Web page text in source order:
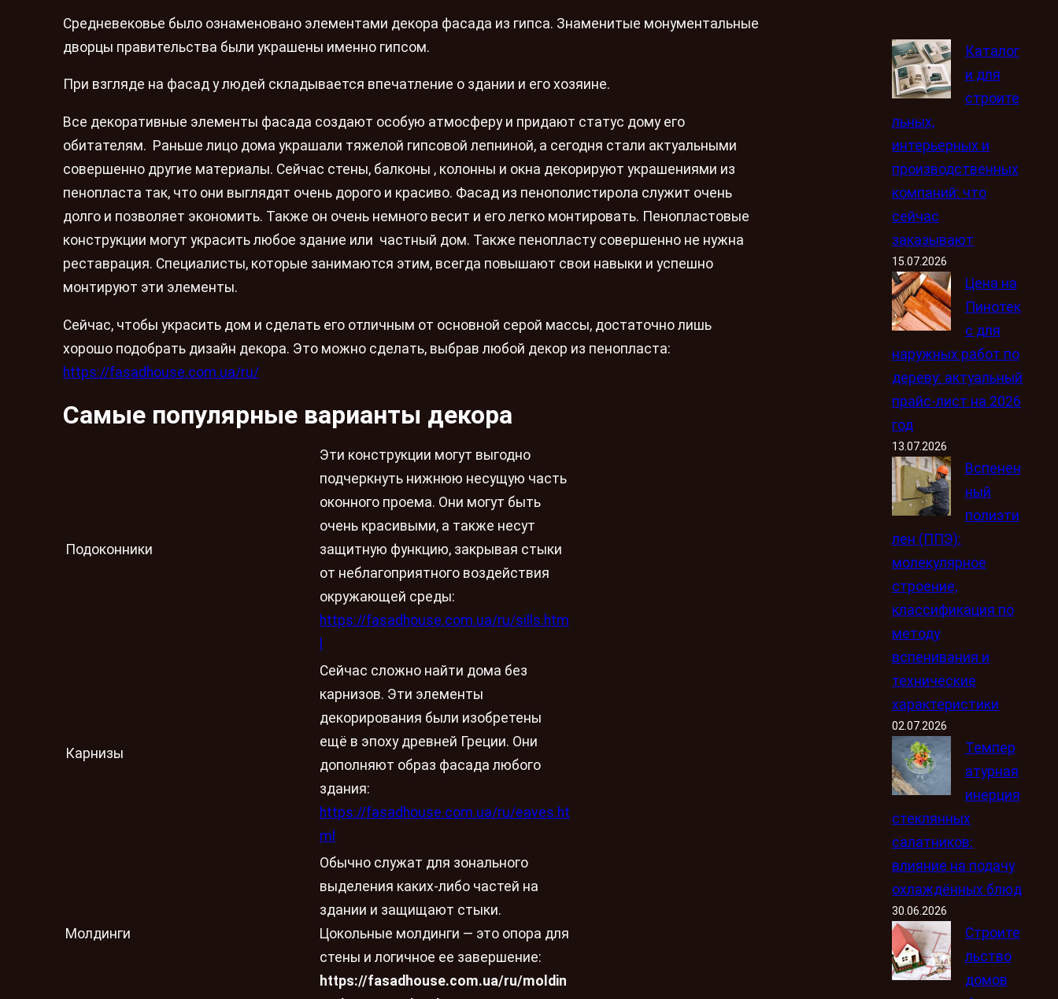
Средневековье было ознаменовано элементами декора фасада из гипса. Знаменитые монументальные
дворцы правительства были украшены именно гипсом.
При взгляде на фасад у людей складывается впечатление о здании и его хозяине.
Все декоративные элементы фасада создают особую атмосферу и придают статус дому его
обитателям. Раньше лицо дома украшали тяжелой гипсовой лепниной, а сегодня стали актуальными
совершенно другие материалы. Сейчас стены, балконы , колонны и окна декорируют украшениями из
пенопласта так, что они выглядят очень дорого и красиво. Фасад из пенополистирола служит очень
долго и позволяет экономить. Также он очень немного весит и его легко монтировать. Пенопластовые
конструкции могут украсить любое здание или частный дом. Также пенопласту совершенно не нужна
реставрация. Специалисты, которые занимаются этим, всегда повышают свои навыки и успешно
монтируют эти элементы.
Сейчас, чтобы украсить дом и сделать его отличным от основной серой массы, достаточно лишь
хорошо подобрать дизайн декора. Это можно сделать, выбрав любой декор из пенопласта:
https://fasadhouse.com.ua/ru/
Самые популярные варианты декора
Подоконники
Эти конструкции могут выгодно
подчеркнуть нижнюю несущую часть
оконного проема. Они могут быть
очень красивыми, а также несут
защитную функцию, закрывая стыки
от неблагоприятного воздействия
окружающей среды:
https://fasadhouse.com.ua/ru/sills.htm
Карнизы
Сейчас сложно найти дома без
карнизов. Эти элементы
декорирования были изобретены
ещё в эпоху древней Греции. Они
дополняют образ фасада любого
здания:
https://fasadhouse.com.ua/ru/eaves.ht
ml
Молдинги
Обычно служат для зонального
выделения каких-либо частей на
здании и защищают стыки.
Цокольные молдинги — это опора для
стены и логичное ее завершение:
https://fasadhouse.com.ua/ru/moldin
Каталог
и для
строите
льных,
интерьерных и
производственных
компаний: что
сейчас
заказывают
15.07.2026
Цена на
Пинотек
с для
наружных работ по
дереву: актуальный
прайс-лист на 2026
год
13.07.2026
Вспенен
ный
полиэти
лен (ППЭ):
молекулярное
строение,
классификация по
методу
вспенивания и
технические
характеристики
02.07.2026
Темпер
атурная
инерция
стеклянных
салатников:
влияние на подачу
охлаждённых блюд
30.06.2026
Строите
льство
домов